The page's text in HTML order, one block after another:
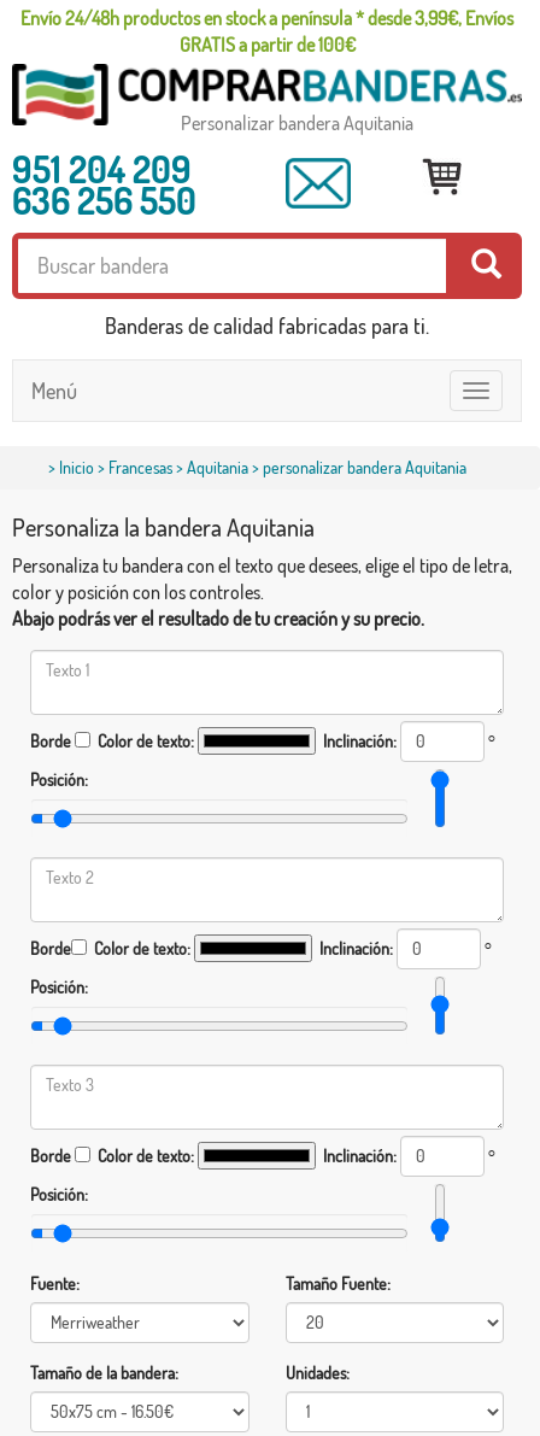
Envío 24/48h productos en stock a península * desde 3,99€, Envíos
GRATIS a partir de 100€
Personalizar bandera Aquitania
951 204 209
636 256 550
Banderas de calidad fabricadas para ti.
Toggle
navigation
Menú
> Inicio> Francesas>Aquitania> personalizar bandera Aquitania
Personaliza la bandera Aquitania
Personaliza tu bandera con el texto que desees, elige el tipo de letra,
color y posición con los controles.
Abajo podrás ver el resultado de tu creación y su precio.
Borde Color de texto: Inclinación:
°
Posición:
Borde Color de texto: Inclinación:
°
Posición:
Borde Color de texto: Inclinación:
°
Posición:
Fuente: Tamaño Fuente:
Tamaño de la bandera: Unidades: